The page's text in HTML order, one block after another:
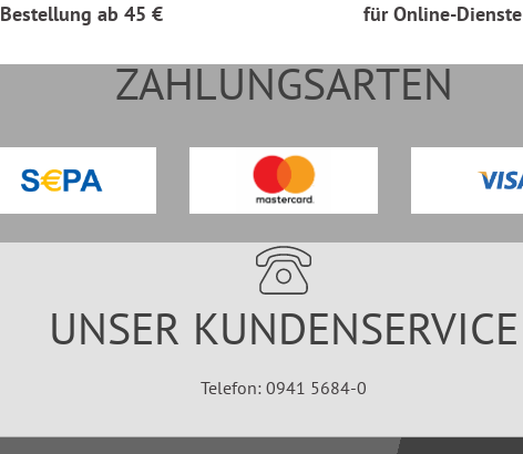
Bestellung ab 45 €
für Online-Dienste
ZAHLUNGSARTEN
UNSER KUNDENSERVICE
Telefon: 0941 5684-0